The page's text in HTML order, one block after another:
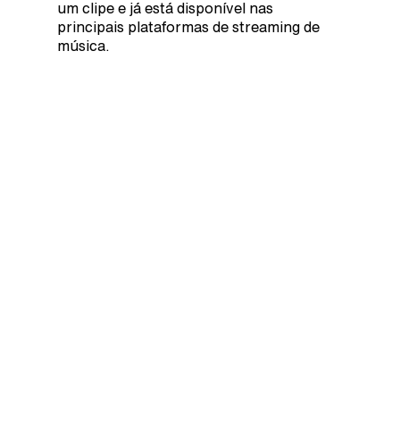
um clipe e já está disponível nas
principais plataformas de streaming de
música.